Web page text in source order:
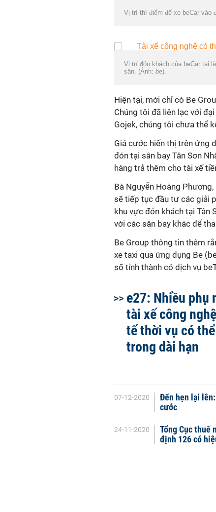
Vị trí thí điểm để xe beCar vào
Vị trí đón khách của beCar tại
sân. (Ảnh: be).
Hiện tại, mới chỉ có Be
Chúng tôi đã liên lạc với
Gojek, chúng tôi chưa thể
Giá cước hiển thị trên ứng
đón tại sân bay Tân Sơn
hàng trả thêm cho tài xế
Bà Nguyễn Hoàng
sẽ tiếp tục đầu tư các giải
khu vực đón khách tại Tân
với các sân bay khác để
Be Group thông tin thêm
xe taxi qua ứng dụng Be
số tỉnh thành có dịch vụ
e27: Nhiều phụ
tài xế công
tế thời vụ có
trong dài hạn
07-12-2020
Đến hẹn lại
cước
24-11-2020
Tổng Cục thuế
định 126 có